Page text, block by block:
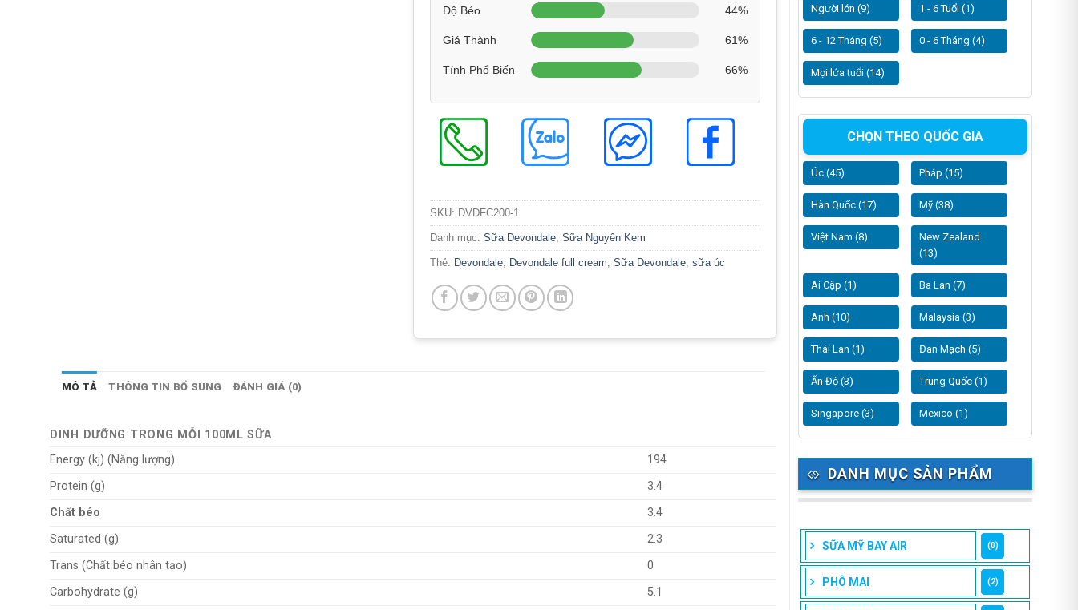
Người lớn (9) 1 - 6 Tuổi (1)
6 - 12 Tháng (5) 0 - 6 Tháng (4)
Mọi lứa tuổi (14)
CHỌN THEO QUỐC GIA
Úc (45) Pháp (15)
Hàn Quốc (17) Mỹ (38)
Việt Nam (8)
New Zealand
(13)
Ai Cập (1) Ba Lan (7)
Anh (10) Malaysia (3)
Thái Lan (1) Đan Mạch (5)
Ấn Độ (3) Trung Quốc (1)
Singapore (3) Mexico (1)
DANH MỤC SẢN PHẨM
SỮA MỸ BAY AIR (0)
PHÔ MAI (2)
Độ Béo 44%
Giá Thành 61%
Tính Phổ Biến 66%
SKU: DVDFC200-1
Danh mục:Sữa Devondale ,Sữa Nguyên Kem
Thẻ: Devondale Devondale full cream ,Sữa Devondale ,sữa úc
MÔ TẢ THÔNG TIN BỔ SUNG ĐÁNH GIÁ (0)
DINH DƯỠNG TRONG MỖI 100ML SỮA
Energy (kj) (Năng lượng)
194
Protein (g)
3.4
Chất béo
3.4
Saturated (g)
2.3
Trans (Chất béo nhân tạo)
0
Carbohydrate (g)
5.1